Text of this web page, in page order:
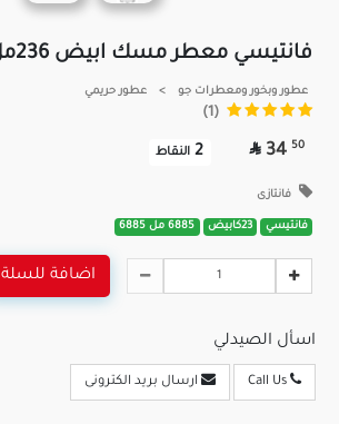
فانتيسي معطر مسك ابيض 236مل 6885
عطور وبخور ومعطرات جو > عطور حريمي
(1)
50
34

2 النقاط
فانتازى
فانتيسي 23كابيض 6885 مل 6885
اضافة للسلة
اسأل الصيدلي
ارسال بريد الكترونى